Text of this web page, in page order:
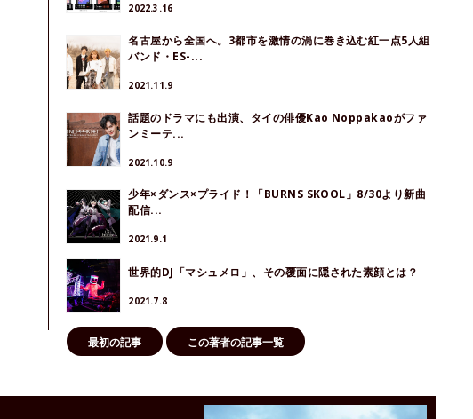
2022.3.16
名古屋から全国へ。3都市を激情の渦に巻き込む紅一点5人組
バンド・ES-...
2021.11.9
話題のドラマにも出演、タイの俳優Kao Noppakaoがファ
ンミーテ...
2021.10.9
少年×ダンス×プライド！「BURNS SKOOL」8/30より新曲
配信...
2021.9.1
世界的DJ「マシュメロ」、その覆面に隠された素顔とは？
2021.7.8
最初の記事 この著者の記事一覧